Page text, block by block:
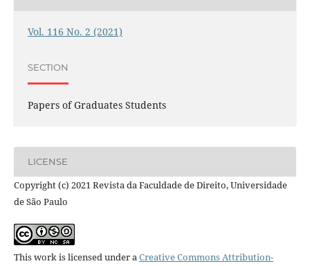
Vol. 116 No. 2 (2021)
SECTION
Papers of Graduates Students
LICENSE
Copyright (c) 2021 Revista da Faculdade de Direito, Universidade
de São Paulo
This work is licensed under aCreative Commons Attribution-